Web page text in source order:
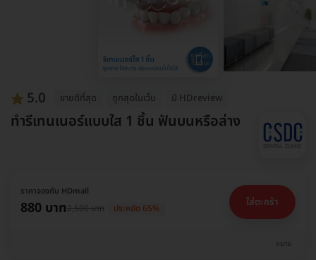
5.0 ขายดีที่สุด ถูกสุดในเว็บ มี HDreview
ทำรีเทนเนอร์แบบใส 1 ชิ้น ฟันบนหรือล่าง
ราคาจองกับ HDmall
880 บาท2,500 บาท ประหยัด 65% ใส่ตะกร้า
ขยาย